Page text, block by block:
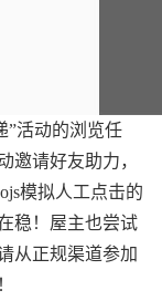
”活动的浏览任
邀请好友助力，
模拟人工点击的
稳！屋主也尝试
从正规渠道参加